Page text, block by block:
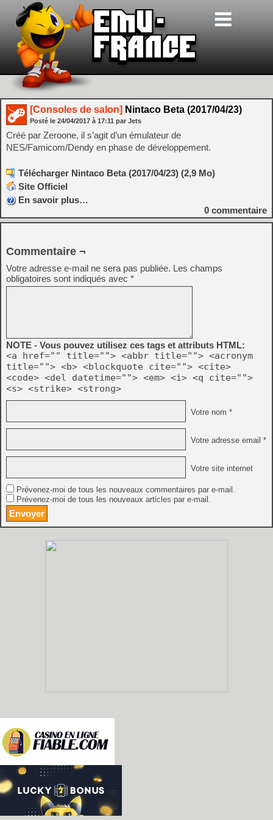
[Consoles de salon] Nintaco Beta (2017/04/23)
Posté le 24/04/2017 à 17:11 par Jets
Créé par Zeroone, il s’agit d’un émulateur de
NES/Famicom/Dendy en phase de développement.
Télécharger Nintaco Beta (2017/04/23) (2,9 Mo)
Site Officiel
En savoir plus…
0 commentaire
Commentaire ¬
Votre adresse e-mail ne sera pas publiée. Les champs
obligatoires sont indiqués avec *
NOTE - Vous pouvez utilisez ces tags et attributs HTML:
<a href="" title=""> <abbr title=""> <acronym
title=""> <b> <blockquote cite=""> <cite>
<code> <del datetime=""> <em> <i> <q cite="">
<s> <strike> <strong>
Votre nom *
Votre adresse email *
Votre site internet
Prévenez-moi de tous les nouveaux commentaires par e-mail.
Prévenez-moi de tous les nouveaux articles par e-mail.